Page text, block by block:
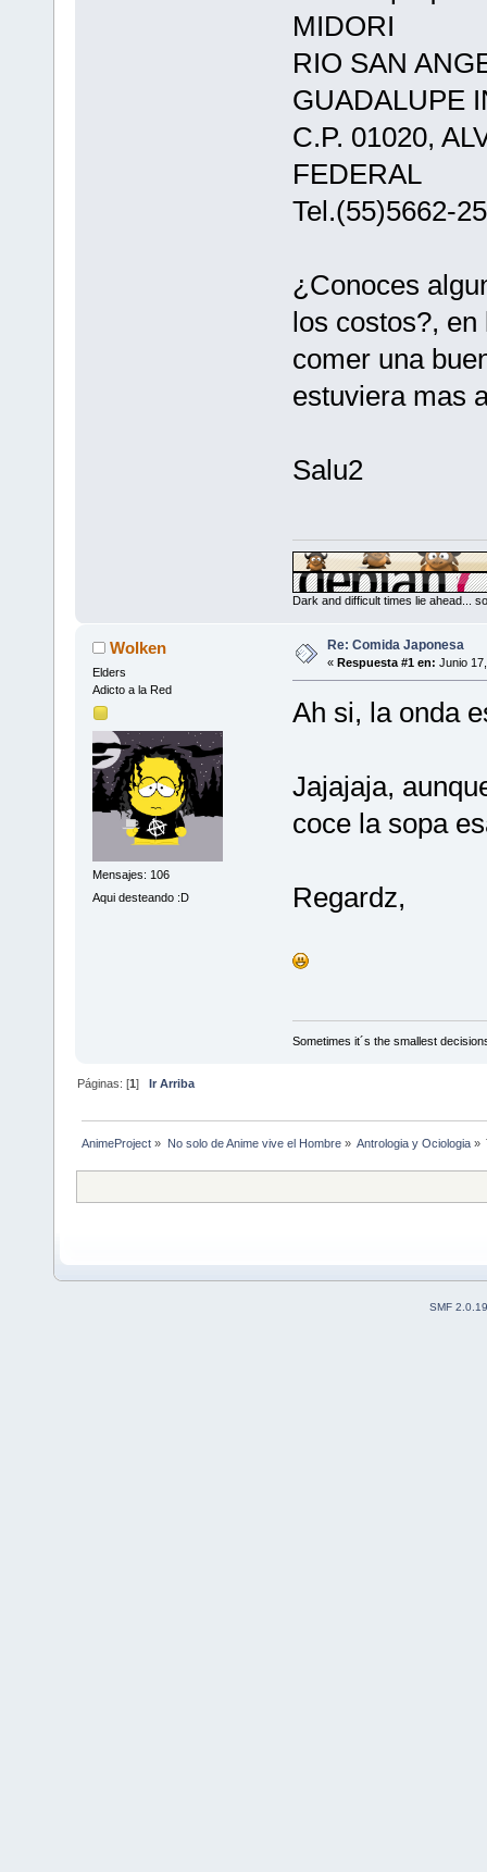
MIDORI
RIO SAN
GUADALUPE
C.P. 01020,
FEDERAL
Tel.(55)5662-
¿Conoces
los costos?,
comer una
estuviera mas
Salu2
Dark and difficult times lie ahead...
Wolken
Elders
Adicto a la Red
Mensajes: 106
Aqui desteando :D
Re: Comida Japonesa
« Respuesta #1 en: Junio
Ah si, la onda
Jajajaja,
coce la sopa
Regardz,
Sometimes it´s the smallest
Páginas: [1]Ir Arriba
AnimeProject » No solo de Anime vive el Hombre» Antrologia y Ociologia»
SMF 2.0.19